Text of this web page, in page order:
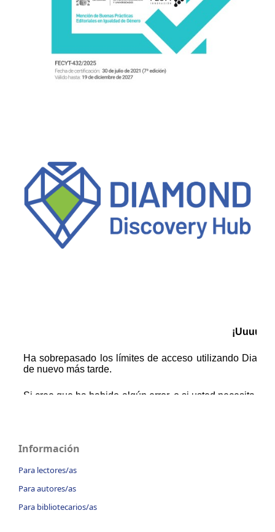
Información
Para lectores/as
Para autores/as
Para bibliotecarios/as